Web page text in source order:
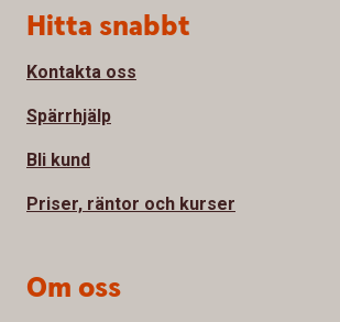
Sidfot
Hitta snabbt
Kontakta oss
Spärrhjälp
Bli kund
Priser, räntor och kurser
Om oss